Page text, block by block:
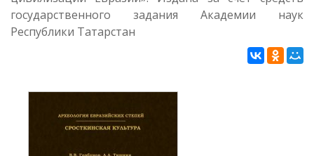
государственного задания Академии наук
Республики Татарстан